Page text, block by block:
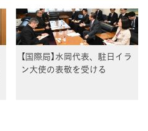
【国際局】水岡代表、駐日イラ
ン大使の表敬を受ける